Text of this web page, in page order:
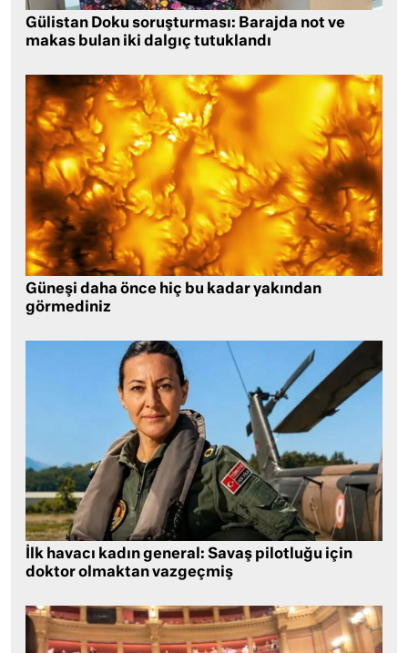
Gülistan Doku soruşturması: Barajda not ve
makas bulan iki dalgıç tutuklandı
Güneşi daha önce hiç bu kadar yakından
görmediniz
İlk havacı kadın general: Savaş pilotluğu için
doktor olmaktan vazgeçmiş